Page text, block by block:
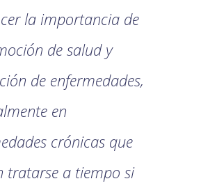
la importancia de
de salud y
de enfermedades,
en
crónicas que
tratarse a tiempo si